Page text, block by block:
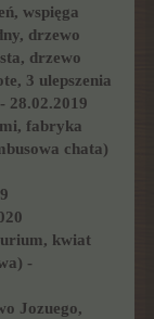
wspięga
drzewo
drzewo
3 ulepszenia
28.02.2019
fabryka
chata)
kwiat
-
Jozuego,